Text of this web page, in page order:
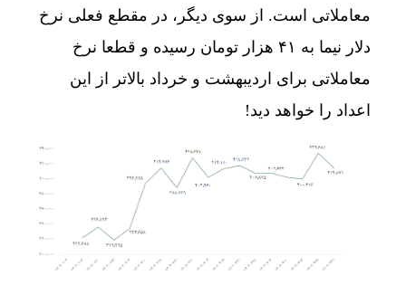
معاملاتی است. از سوی دیگر، در مقطع فعلی نرخ
دلار نیما به ۴۱ هزار تومان رسیده و قطعا نرخ
معاملاتی برای اردیبهشت و خرداد بالاتر از این
اعداد را خواهد دید!